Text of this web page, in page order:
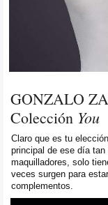
GONZALO
Colección You
Claro que es tu
principal de ese día
maquilladores, solo
veces surgen para
complementos.